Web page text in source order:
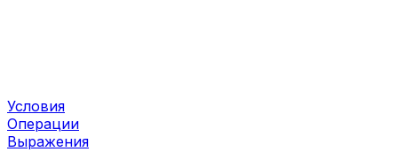
Условия
Операции
Выражения